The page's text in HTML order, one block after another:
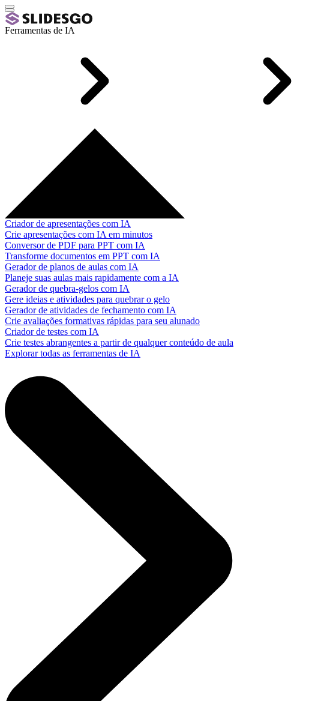
Ferramentas de IA
Criador de apresentações com IA
Crie apresentações com IA em minutos
Conversor de PDF para PPT com IA
Transforme documentos em PPT com IA
Gerador de planos de aulas com IA
Planeje suas aulas mais rapidamente com a IA
Gerador de quebra-gelos com IA
Gere ideias e atividades para quebrar o gelo
Gerador de atividades de fechamento com IA
Crie avaliações formativas rápidas para seu alunado
Criador de testes com IA
Crie testes abrangentes a partir de qualquer conteúdo de aula
Explorar todas as ferramentas de IA